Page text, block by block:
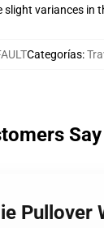
variances in
Categorías:
Say
Pullover